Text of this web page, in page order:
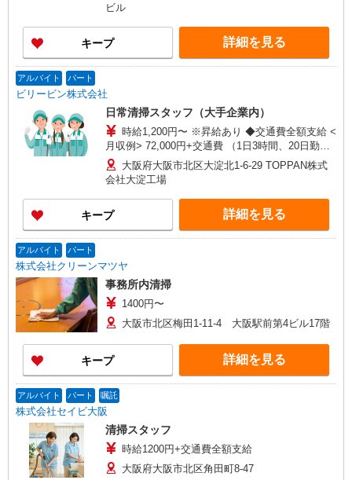
ビル
キープ 詳細を見る
アルバイト パート
ビリービン株式会社
日常清掃スタッフ（大手企業内）
時給1,200円〜 ※昇給あり ◆交通費全額支給 <
月収例> 72,000円+交通費 （1日3時間、20日勤務
の場合）
大阪府大阪市北区大淀北1-6-29 TOPPAN株式
会社大淀工場
キープ 詳細を見る
アルバイト パート
株式会社クリーンマツヤ
事務所内清掃
1400円〜
大阪市北区梅田1-11-4 大阪駅前第4ビル17階
キープ 詳細を見る
アルバイト パート 嘱託
株式会社セイビ大阪
清掃スタッフ
時給1200円+交通費全額支給
大阪府大阪市北区角田町8-47